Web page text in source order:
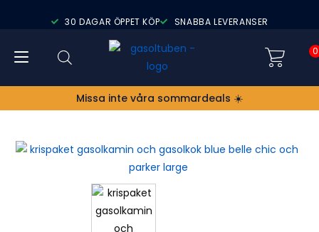
30 DAGAR ÖPPET KÖP SNABBA LEVERANSER
0
Missa inte våra sommardeals ☀️